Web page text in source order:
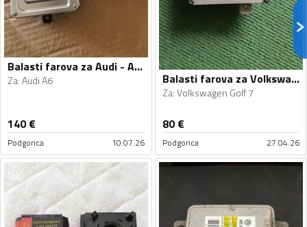
Balasti farova za Audi - A6 - 2012-2018
Za:Audi A6
140€
Podgorica 10.07.26
Balasti farova za Volkswagen - Golf 7 - 2013-2019
Za:Volkswagen Golf 7
80€
Podgorica 27.04.26